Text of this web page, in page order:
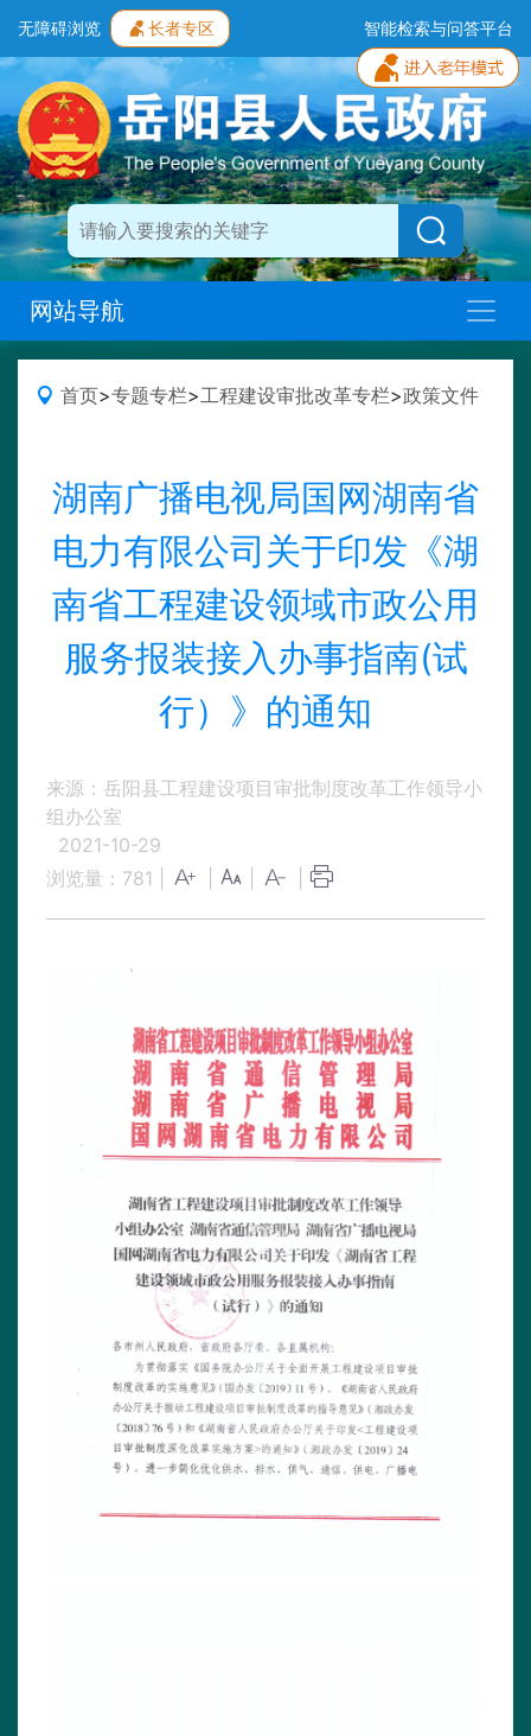
无障碍浏览 长者专区 智能检索与问答平台
网站导航
首页>专题专栏>工程建设审批改革专栏>政策文件
湖南广播电视局国网湖南省
电力有限公司关于印发《湖
南省工程建设领域市政公用
服务报装接入办事指南(试
行）》的通知
来源：岳阳县工程建设项目审批制度改革工作领导小
组办公室
2021-10-29
浏览量： 781